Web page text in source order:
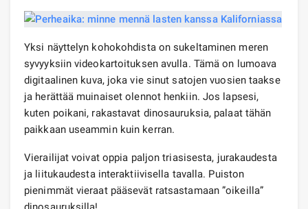
Yksi näyttelyn kohokohdista on sukeltaminen meren
syvyyksiin videokartoituksen avulla. Tämä on lumoava
digitaalinen kuva, joka vie sinut satojen vuosien taakse
ja herättää muinaiset olennot henkiin. Jos lapsesi,
kuten poikani, rakastavat dinosauruksia, palaat tähän
paikkaan useammin kuin kerran.
Vierailijat voivat oppia paljon triasisesta, jurakaudesta
ja liitukaudesta interaktiivisella tavalla. Puiston
pienimmät vieraat pääsevät ratsastamaan ”oikeilla”